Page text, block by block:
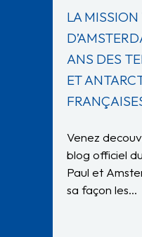
LA MISSION
ANS DES
ET
Venez
blog officiel
Paul et
sa façon les…